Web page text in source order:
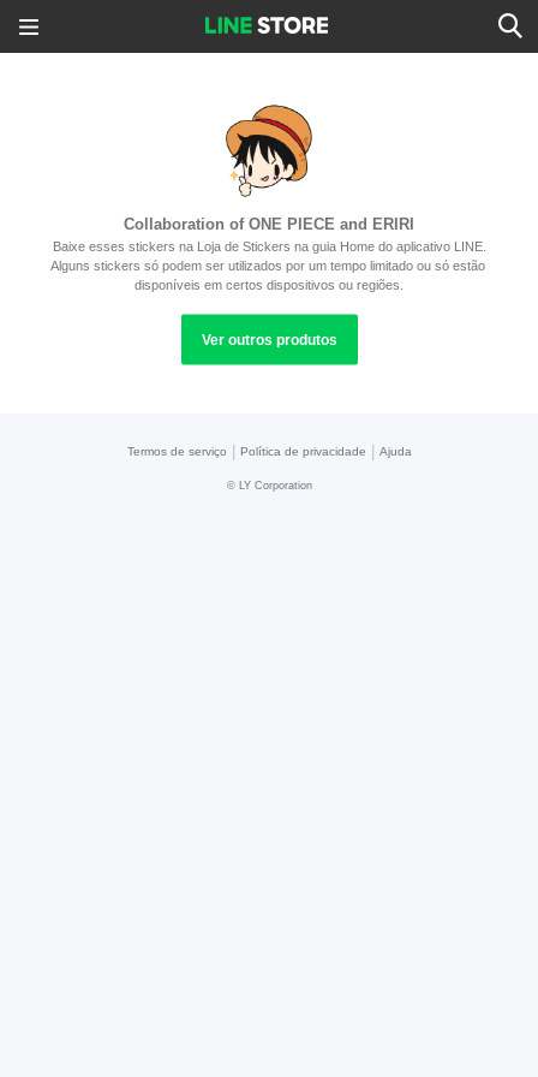
Collaboration of ONE PIECE and ERIRI
Baixe esses stickers na Loja de Stickers na guia Home do aplicativo LINE.
Alguns stickers só podem ser utilizados por um tempo limitado ou só estão
disponíveis em certos dispositivos ou regiões.
Ver outros produtos
Termos de serviço Política de privacidade Ajuda
© LY Corporation